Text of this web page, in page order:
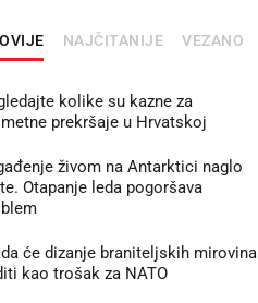
NAJČITANIJE VEZANO
kolike su kazne za
prekršaje u Hrvatskoj
živom na Antarktici naglo
Otapanje leda pogoršava
će dizanje braniteljskih mirovina
kao trošak za NATO